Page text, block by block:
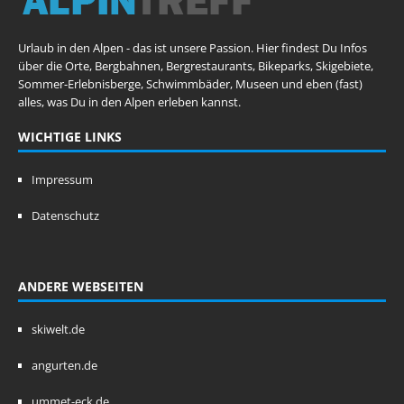
Urlaub in den Alpen - das ist unsere Passion. Hier findest Du Infos
über die Orte, Bergbahnen, Bergrestaurants, Bikeparks, Skigebiete,
Sommer-Erlebnisberge, Schwimmbäder, Museen und eben (fast)
alles, was Du in den Alpen erleben kannst.
WICHTIGE LINKS
Impressum
Datenschutz
ANDERE WEBSEITEN
skiwelt.de
angurten.de